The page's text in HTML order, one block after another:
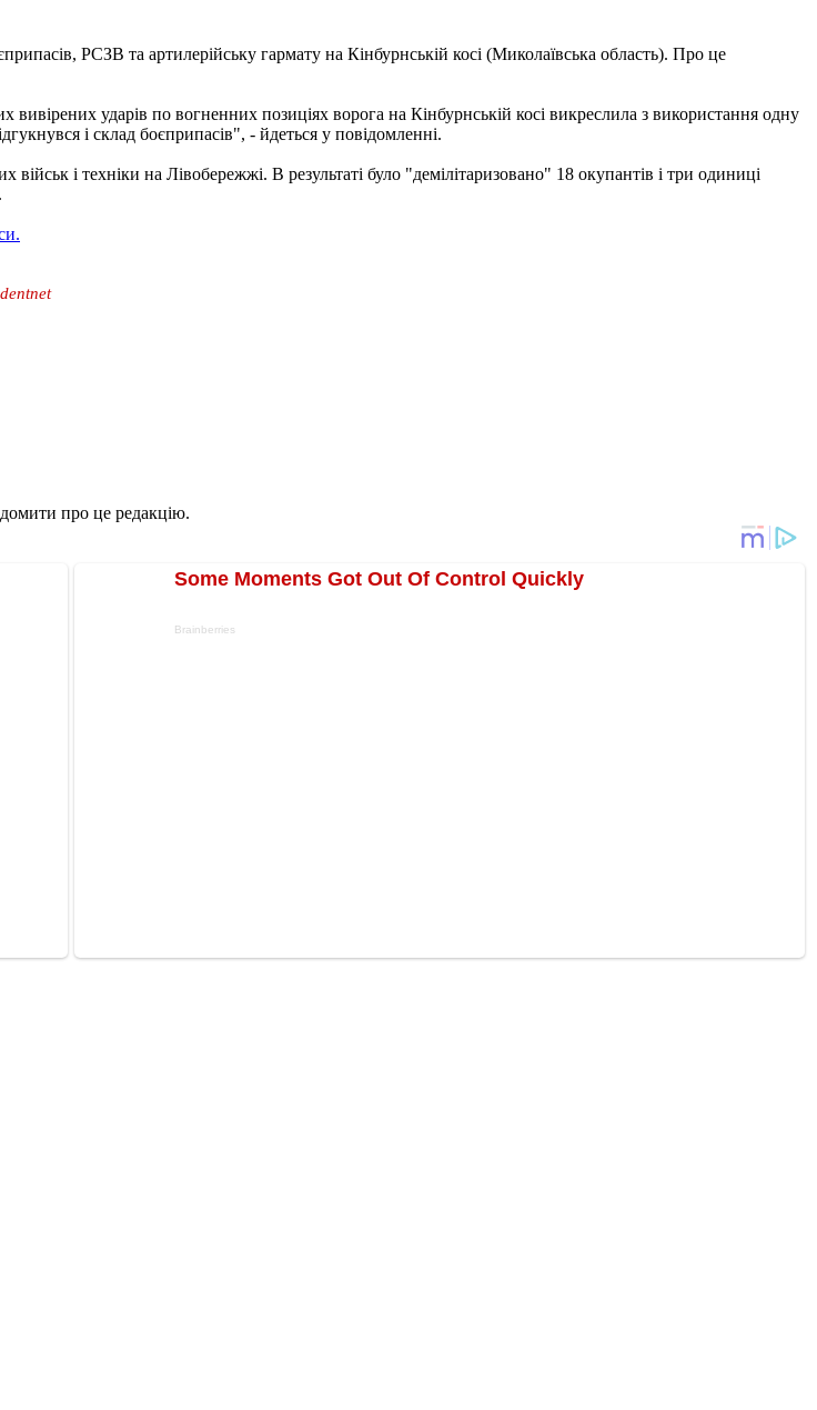
РСЗВ та артилерійську гармату на Кінбурнській косі (Миколаївська область). Про це
ударів по вогненних позиціях ворога на Кінбурнській косі викреслила з використання одну
і склад боєприпасів", - йдеться у повідомленні.
і техніки на Лівобережжі. В результаті було "демілітаризовано" 18 окупантів і три одиниці
про це редакцію.